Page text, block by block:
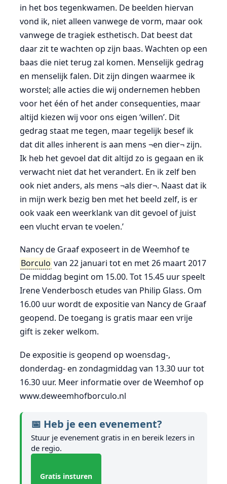
in het bos tegenkwamen. De beelden hiervan
vond ik, niet alleen vanwege de vorm, maar ook
vanwege de tragiek esthetisch. Dat beest dat
daar zit te wachten op zijn baas. Wachten op een
baas die niet terug zal komen. Menselijk gedrag
en menselijk falen. Dit zijn dingen waarmee ik
worstel; alle acties die wij ondernemen hebben
voor het één of het ander consequenties, maar
altijd kiezen wij voor ons eigen ‘willen’. Dit
gedrag staat me tegen, maar tegelijk besef ik
dat dit alles inherent is aan mens ¬en dier¬ zijn.
Ik heb het gevoel dat dit altijd zo is gegaan en ik
verwacht niet dat het verandert. En ik zelf ben
ook niet anders, als mens ¬als dier¬. Naast dat ik
in mijn werk bezig ben met het beeld zelf, is er
ook vaak een weerklank van dit gevoel of juist
een vlucht ervan te voelen.’
Nancy de Graaf exposeert in de Weemhof te
Borculo van 22 januari tot en met 26 maart 2017
De middag begint om 15.00. Tot 15.45 uur speelt
Irene Venderbosch etudes van Philip Glass. Om
16.00 uur wordt de expositie van Nancy de Graaf
geopend. De toegang is gratis maar een vrije
gift is zeker welkom.
De expositie is geopend op woensdag-,
donderdag- en zondagmiddag van 13.30 uur tot
16.30 uur. Meer informatie over de Weemhof op
www.deweemhofborculo.nl
📅 Heb je een evenement?
Stuur je evenement gratis in en bereik lezers in
de regio.
Gratis insturen